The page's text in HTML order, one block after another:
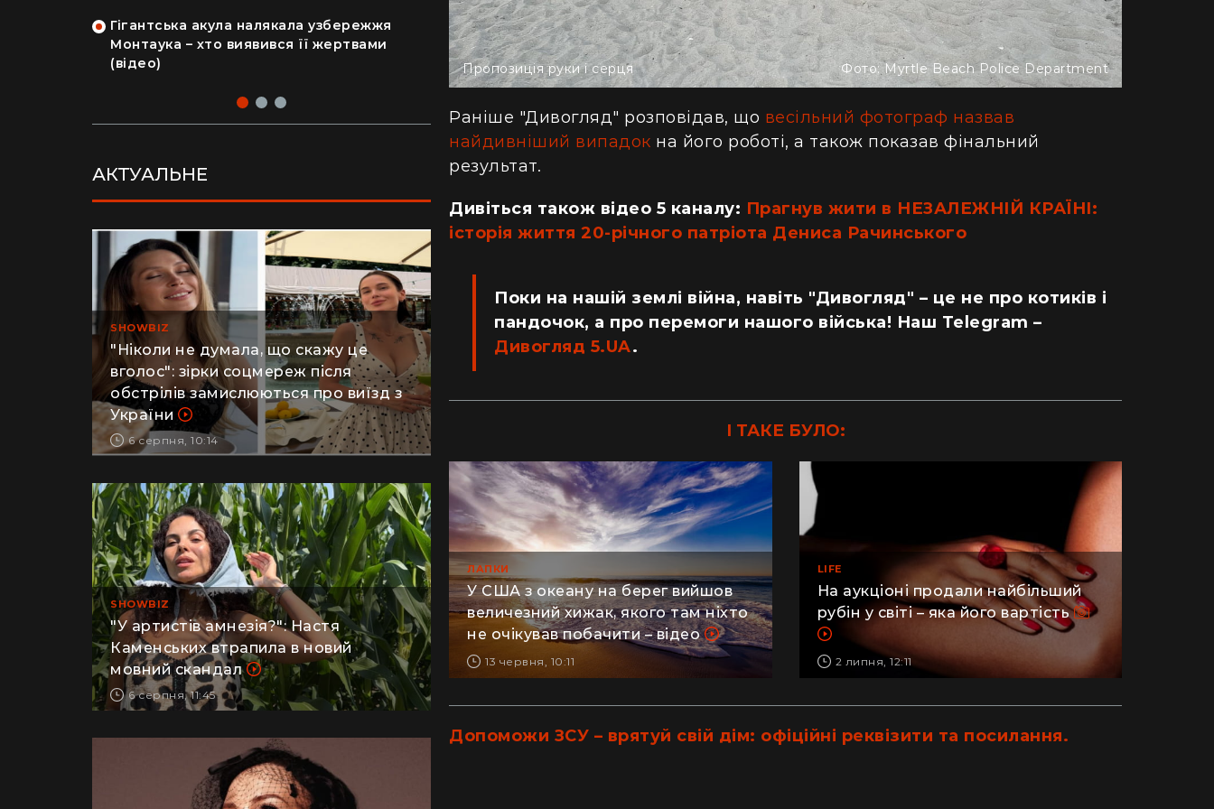
Гігантська акула налякала узбережжя
Монтаука – хто виявився її жертвами
сотнями туристів в ущелині впали валуни
(відео)
Життя на круїзному лайнері: скільки
коштує купити каюту та мешкати в морі
перетворили хату в Карпатах на райський
куточок (фото)
З двокімнатної в село: блогерка продала
квартиру за "єВідновлення" та купила дім
SHOWBIZ
"Ніколи не думала, що скажу це
вголос": зірки соцмереж після
обстрілів замислюються про виїзд з
України
6 серпня, 10:14
SHOWBIZ
"У артистів амнезія?": Настя
Каменських втрапила в новий
мовний скандал
6 серпня, 11:45
Пропозиція руки і серця Фото: Myrtle Beach Police Department
Раніше "Дивогляд" розповідав, що весільний фотограф назвав
найдивніший випадок на його роботі, а також показав фінальний
результат.
Дивіться також відео 5 каналу: Прагнув жити в НЕЗАЛЕЖНІЙ КРАЇНІ:
історія життя 20-річного патріота Дениса Рачинського
Поки на нашій землі війна, навіть "Дивогляд" – це не про котиків і
пандочок, а про перемоги нашого війська! Наш Telegram –
Дивогляд 5.UA.
І ТАКЕ БУЛО:
ЛАПКИ
У США з океану на берег вийшов
величезний хижак, якого там ніхто
не очікував побачити – відео
13 червня, 10:11
LIFE
На аукціоні продали найбільший
рубін у світі – яка його вартість
2 липня, 12:11
Допоможи ЗСУ – врятуй свій дім: офіційні реквізити та посилання.